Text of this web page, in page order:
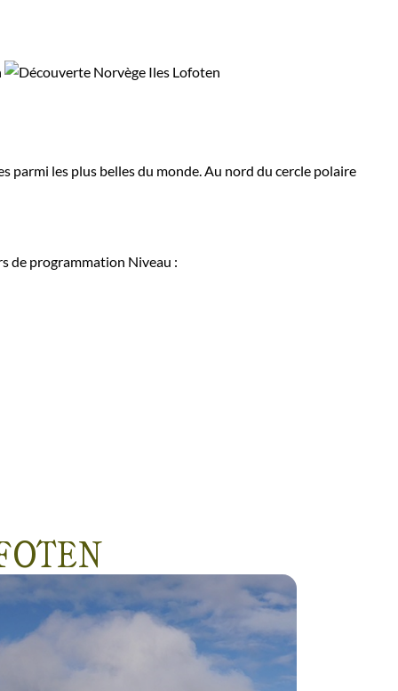
parmi les plus belles du monde. Au nord du cercle polaire
de programmation Niveau :